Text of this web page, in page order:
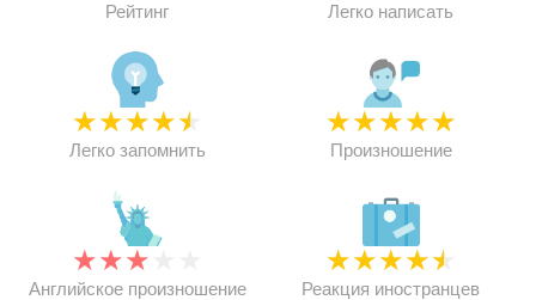
Рейтинг Легко написать
★★★★★
Легко запомнить
★★★★★
Произношение
★★★
Английское произношение
★★★★★
Реакция иностранцев